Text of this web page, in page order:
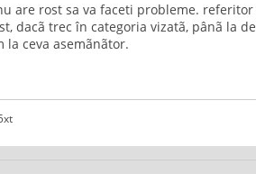
are rost sa va faceti probleme.
dacã trec în categoria vizatã, pânã la
la ceva asemãnãtor.